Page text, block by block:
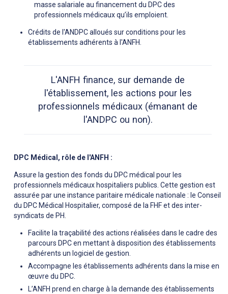
masse salariale au financement du DPC des
professionnels médicaux qu’ils emploient.
Crédits de l'ANDPC alloués sur conditions pour les
établissements adhérents à l'ANFH.
L'ANFH finance, sur demande de
l'établissement, les actions pour les
professionnels médicaux (émanant de
l'ANDPC ou non).
DPC Médical, rôle de l'ANFH :
Assure la gestion des fonds du DPC médical pour les
professionnels médicaux hospitaliers publics. Cette gestion est
assurée par une instance paritaire médicale nationale : le Conseil
du DPC Médical Hospitalier, composé de la FHF et des inter-
syndicats de PH.
Facilite la traçabilité des actions réalisées dans le cadre des
parcours DPC en mettant à disposition des établissements
adhérents un logiciel de gestion.
Accompagne les établissements adhérents dans la mise en
œuvre du DPC.
L’ANFH prend en charge à la demande des établissements